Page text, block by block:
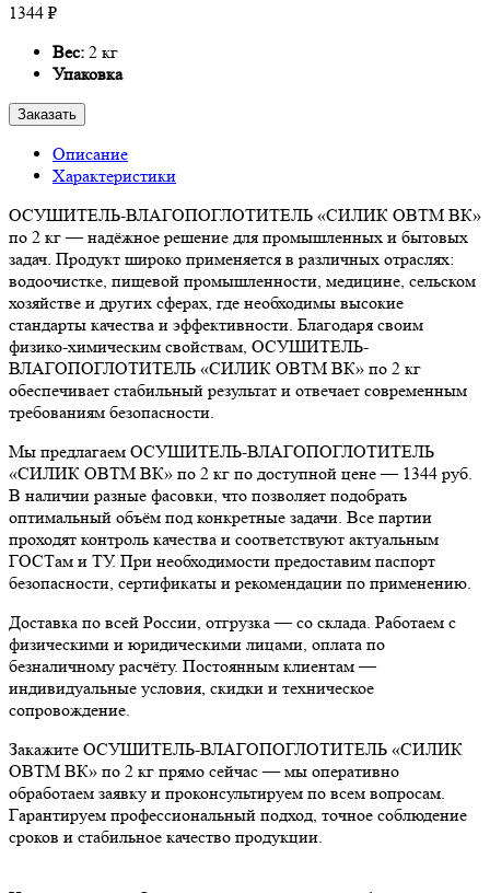
1344 ₽
Вес: 2 кг
Упаковка
Заказать
Описание
Характеристики
ОСУШИТЕЛЬ-ВЛАГОПОГЛОТИТЕЛЬ «СИЛИК ОВТМ ВК»
по 2 кг — надёжное решение для промышленных и бытовых
задач. Продукт широко применяется в различных отраслях:
водоочистке, пищевой промышленности, медицине, сельском
хозяйстве и других сферах, где необходимы высокие
стандарты качества и эффективности. Благодаря своим
физико-химическим свойствам, ОСУШИТЕЛЬ-
ВЛАГОПОГЛОТИТЕЛЬ «СИЛИК ОВТМ ВК» по 2 кг
обеспечивает стабильный результат и отвечает современным
требованиям безопасности.
Мы предлагаем ОСУШИТЕЛЬ-ВЛАГОПОГЛОТИТЕЛЬ
«СИЛИК ОВТМ ВК» по 2 кг по доступной цене — 1344 руб.
В наличии разные фасовки, что позволяет подобрать
оптимальный объём под конкретные задачи. Все партии
проходят контроль качества и соответствуют актуальным
ГОСТам и ТУ. При необходимости предоставим паспорт
безопасности, сертификаты и рекомендации по применению.
Доставка по всей России, отгрузка — со склада. Работаем с
физическими и юридическими лицами, оплата по
безналичному расчёту. Постоянным клиентам —
индивидуальные условия, скидки и техническое
сопровождение.
Закажите ОСУШИТЕЛЬ-ВЛАГОПОГЛОТИТЕЛЬ «СИЛИК
ОВТМ ВК» по 2 кг прямо сейчас — мы оперативно
обработаем заявку и проконсультируем по всем вопросам.
Гарантируем профессиональный подход, точное соблюдение
сроков и стабильное качество продукции.